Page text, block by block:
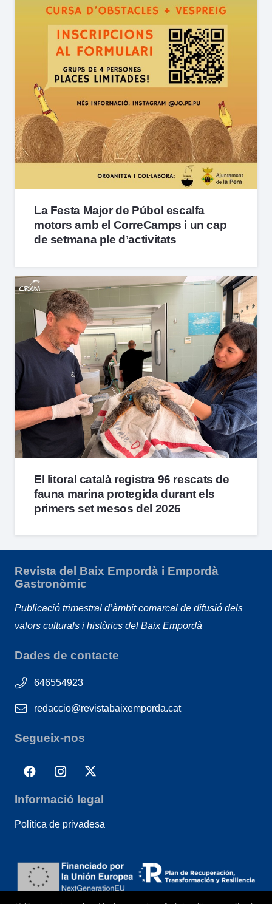
La Festa Major de Púbol escalfa
motors amb el CorreCamps i un cap
de setmana ple d’activitats
El litoral català registra 96 rescats de
fauna marina protegida durant els
primers set mesos del 2026
Revista del Baix Empordà i Empordà
Gastronòmic
Publicació trimestral d’àmbit comarcal de difusió dels
valors culturals i històrics del Baix Empordà
Dades de contacte
646554923
redaccio@revistabaixemporda.cat
Segueix-nos
Informació legal
Política de privadesa